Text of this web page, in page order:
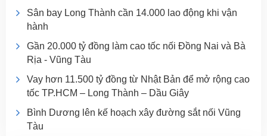
Sân bay Long Thành cần 14.000 lao động khi vận
hành
Gần 20.000 tỷ đồng làm cao tốc nối Đồng Nai và Bà
Rịa - Vũng Tàu
Vay hơn 11.500 tỷ đồng từ Nhật Bản để mở rộng cao
tốc TP.HCM – Long Thành – Dầu Giây
Bình Dương lên kế hoạch xây đường sắt nối Vũng
Tàu